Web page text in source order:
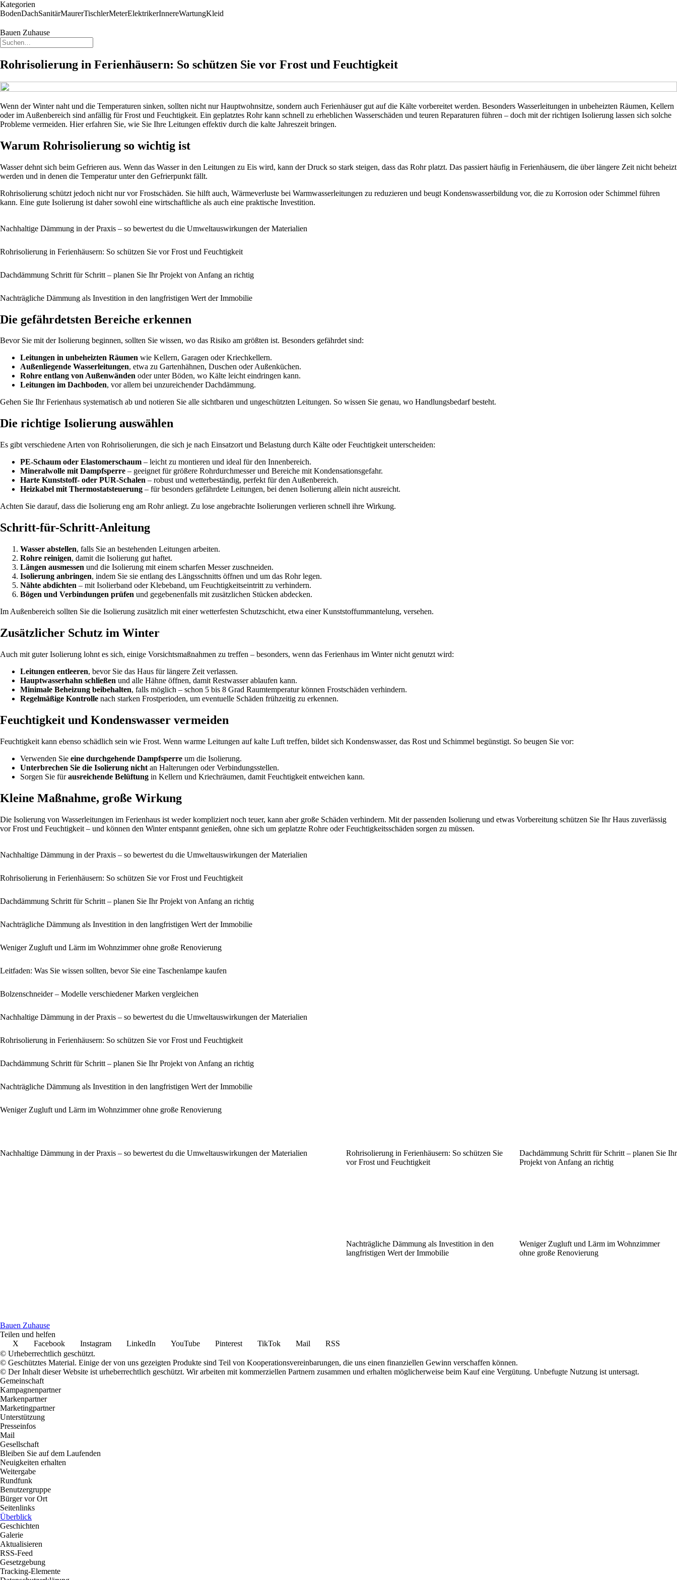
Kategorien
BodenDachSanitärMaurerTischlerMeterElektrikerInnereWartungKleid
Bauen Zuhause
Rohrisolierung in Ferienhäusern: So schützen Sie vor Frost und Feuchtigkeit
Wenn der Winter naht und die Temperaturen sinken, sollten nicht nur Hauptwohnsitze, sondern auch Ferienhäuser gut auf die Kälte vorbereitet werden. Besonders Wasserleitungen in unbeheizten Räumen, Kellern
oder im Außenbereich sind anfällig für Frost und Feuchtigkeit. Ein geplatztes Rohr kann schnell zu erheblichen Wasserschäden und teuren Reparaturen führen – doch mit der richtigen Isolierung lassen sich solche
Probleme vermeiden. Hier erfahren Sie, wie Sie Ihre Leitungen effektiv durch die kalte Jahreszeit bringen.
Warum Rohrisolierung so wichtig ist
Wasser dehnt sich beim Gefrieren aus. Wenn das Wasser in den Leitungen zu Eis wird, kann der Druck so stark steigen, dass das Rohr platzt. Das passiert häufig in Ferienhäusern, die über längere Zeit nicht beheizt
werden und in denen die Temperatur unter den Gefrierpunkt fällt.
Rohrisolierung schützt jedoch nicht nur vor Frostschäden. Sie hilft auch, Wärmeverluste bei Warmwasserleitungen zu reduzieren und beugt Kondenswasserbildung vor, die zu Korrosion oder Schimmel führen
kann. Eine gute Isolierung ist daher sowohl eine wirtschaftliche als auch eine praktische Investition.
Nachhaltige Dämmung in der Praxis – so bewertest du die Umweltauswirkungen der Materialien
Rohrisolierung in Ferienhäusern: So schützen Sie vor Frost und Feuchtigkeit
Dachdämmung Schritt für Schritt – planen Sie Ihr Projekt von Anfang an richtig
Nachträgliche Dämmung als Investition in den langfristigen Wert der Immobilie
Die gefährdetsten Bereiche erkennen
Bevor Sie mit der Isolierung beginnen, sollten Sie wissen, wo das Risiko am größten ist. Besonders gefährdet sind:
Leitungen in unbeheizten Räumen wie Kellern, Garagen oder Kriechkellern.
Außenliegende Wasserleitungen, etwa zu Gartenhähnen, Duschen oder Außenküchen.
Rohre entlang von Außenwänden oder unter Böden, wo Kälte leicht eindringen kann.
Leitungen im Dachboden, vor allem bei unzureichender Dachdämmung.
Gehen Sie Ihr Ferienhaus systematisch ab und notieren Sie alle sichtbaren und ungeschützten Leitungen. So wissen Sie genau, wo Handlungsbedarf besteht.
Die richtige Isolierung auswählen
Es gibt verschiedene Arten von Rohrisolierungen, die sich je nach Einsatzort und Belastung durch Kälte oder Feuchtigkeit unterscheiden:
PE-Schaum oder Elastomerschaum – leicht zu montieren und ideal für den Innenbereich.
Mineralwolle mit Dampfsperre – geeignet für größere Rohrdurchmesser und Bereiche mit Kondensationsgefahr.
Harte Kunststoff- oder PUR-Schalen – robust und wetterbeständig, perfekt für den Außenbereich.
Heizkabel mit Thermostatsteuerung – für besonders gefährdete Leitungen, bei denen Isolierung allein nicht ausreicht.
Achten Sie darauf, dass die Isolierung eng am Rohr anliegt. Zu lose angebrachte Isolierungen verlieren schnell ihre Wirkung.
Schritt-für-Schritt-Anleitung
Wasser abstellen, falls Sie an bestehenden Leitungen arbeiten.
Rohre reinigen, damit die Isolierung gut haftet.
Längen ausmessen und die Isolierung mit einem scharfen Messer zuschneiden.
Isolierung anbringen, indem Sie sie entlang des Längsschnitts öffnen und um das Rohr legen.
Nähte abdichten – mit Isolierband oder Klebeband, um Feuchtigkeitseintritt zu verhindern.
Bögen und Verbindungen prüfen und gegebenenfalls mit zusätzlichen Stücken abdecken.
Im Außenbereich sollten Sie die Isolierung zusätzlich mit einer wetterfesten Schutzschicht, etwa einer Kunststoffummantelung, versehen.
Zusätzlicher Schutz im Winter
Auch mit guter Isolierung lohnt es sich, einige Vorsichtsmaßnahmen zu treffen – besonders, wenn das Ferienhaus im Winter nicht genutzt wird:
Leitungen entleeren, bevor Sie das Haus für längere Zeit verlassen.
Hauptwasserhahn schließen und alle Hähne öffnen, damit Restwasser ablaufen kann.
Minimale Beheizung beibehalten, falls möglich – schon 5 bis 8 Grad Raumtemperatur können Frostschäden verhindern.
Regelmäßige Kontrolle nach starken Frostperioden, um eventuelle Schäden frühzeitig zu erkennen.
Feuchtigkeit und Kondenswasser vermeiden
Feuchtigkeit kann ebenso schädlich sein wie Frost. Wenn warme Leitungen auf kalte Luft treffen, bildet sich Kondenswasser, das Rost und Schimmel begünstigt. So beugen Sie vor:
Verwenden Sie eine durchgehende Dampfsperre um die Isolierung.
Unterbrechen Sie die Isolierung nicht an Halterungen oder Verbindungsstellen.
Sorgen Sie fürausreichende Belüftung in Kellern und Kriechräumen, damit Feuchtigkeit entweichen kann.
Kleine Maßnahme, große Wirkung
Die Isolierung von Wasserleitungen im Ferienhaus ist weder kompliziert noch teuer, kann aber große Schäden verhindern. Mit der passenden Isolierung und etwas Vorbereitung schützen Sie Ihr Haus zuverlässig
vor Frost und Feuchtigkeit – und können den Winter entspannt genießen, ohne sich um geplatzte Rohre oder Feuchtigkeitsschäden sorgen zu müssen.
Nachhaltige Dämmung in der Praxis – so bewertest du die Umweltauswirkungen der Materialien
Rohrisolierung in Ferienhäusern: So schützen Sie vor Frost und Feuchtigkeit
Dachdämmung Schritt für Schritt – planen Sie Ihr Projekt von Anfang an richtig
Nachträgliche Dämmung als Investition in den langfristigen Wert der Immobilie
Weniger Zugluft und Lärm im Wohnzimmer ohne große Renovierung
Leitfaden: Was Sie wissen sollten, bevor Sie eine Taschenlampe kaufen
Bolzenschneider – Modelle verschiedener Marken vergleichen
Nachhaltige Dämmung in der Praxis – so bewertest du die Umweltauswirkungen der Materialien
Rohrisolierung in Ferienhäusern: So schützen Sie vor Frost und Feuchtigkeit
Dachdämmung Schritt für Schritt – planen Sie Ihr Projekt von Anfang an richtig
Nachträgliche Dämmung als Investition in den langfristigen Wert der Immobilie
Weniger Zugluft und Lärm im Wohnzimmer ohne große Renovierung
Nachhaltige Dämmung in der Praxis – so bewertest du die Umweltauswirkungen der Materialien
Rohrisolierung in Ferienhäusern: So schützen Sie
vor Frost und Feuchtigkeit
Dachdämmung Schritt für Schritt – planen Sie Ihr
Projekt von Anfang an richtig
Nachträgliche Dämmung als Investition in den
langfristigen Wert der Immobilie
Weniger Zugluft und Lärm im Wohnzimmer
ohne große Renovierung
Bauen Zuhause
Teilen und helfen
X
Facebook Instagram LinkedIn YouTube Pinterest TikTok Mail
RSS
© Urheberrechtlich geschützt.
© Geschütztes Material. Einige der von uns gezeigten Produkte sind Teil von Kooperationsvereinbarungen, die uns einen finanziellen Gewinn verschaffen können.
© Der Inhalt dieser Website ist urheberrechtlich geschützt. Wir arbeiten mit kommerziellen Partnern zusammen und erhalten möglicherweise beim Kauf eine Vergütung. Unbefugte Nutzung ist untersagt.
Gemeinschaft
Kampagnenpartner
Markenpartner
Marketingpartner
Unterstützung
Presseinfos
Mail
Gesellschaft
Bleiben Sie auf dem Laufenden
Neuigkeiten erhalten
Weitergabe
Rundfunk
Benutzergruppe
Bürger vor Ort
Seitenlinks
Überblick
Geschichten
Galerie
Aktualisieren
RSS-Feed
Gesetzgebung
Tracking-Elemente